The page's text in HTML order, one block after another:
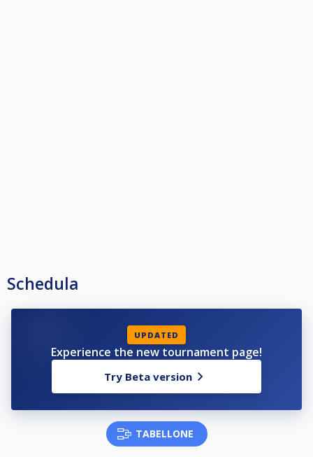
Schedula
UPDATED
Experience the new tournament page!
Try Beta version
TABELLONE